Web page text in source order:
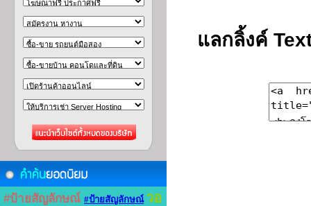
#ป้ายสัญลักษณ์ #ป้ายสัญลักษณ์ วอ
แลกลิ้งค์